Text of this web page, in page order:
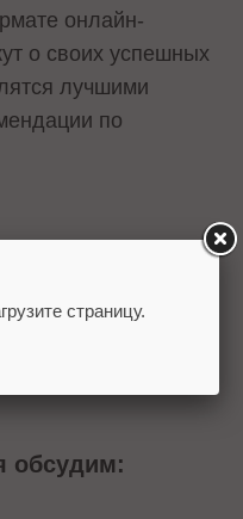
онлайн-
о своих успешных
лучшими
по
обсудим:
страницу.